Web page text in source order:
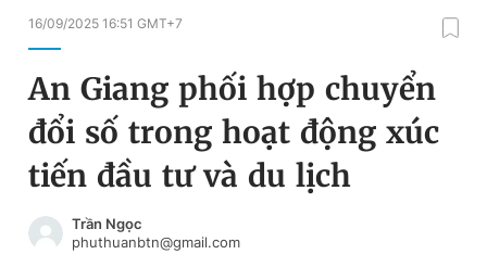
Chuyên mục
Chuyên mục khác
Chào ngày mới
Đổi mật khẩu
Tin đã lưu
Đăng xuất
16/09/2025 16:51 GMT+7
An Giang phối hợp chuyển
đổi số trong hoạt động xúc
tiến đầu tư và du lịch
Trần Ngọc
phuthuanbtn@gmail.com